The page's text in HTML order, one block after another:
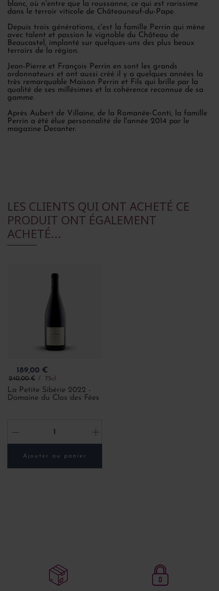
blanc, où n'entre que la roussanne, ce qui est rarissime
dans le terroir viticole de Châteauneuf-du-Pape.
Depuis trois générations, c'est la famille Perrin qui mène
avec talent et passion le vignoble du Château de
Beaucastel, implanté sur quelques-uns des plus beaux
terroirs de la région.
Jean-Pierre et François Perrin en sont les grands
ordonnateurs et ont aussi créé il y a quelques années la
très remarquable Maison Perrin et Fils qui brille par la
qualité de ses millésimes et la cohérence reconnue de sa
gamme.
Après Aubert de Villaine, de la Romanée-Conti, la famille
Perrin a été élue personnalité de l'année 2014 par le
magazine Decanter.
LES CLIENTS QUI ONT ACHETÉ CE
PRODUIT ONT ÉGALEMENT
ACHETÉ...
Prix
189,00 €
Prix de base
240,00 € 75cl
La Petite Sibérie 2022 -
Domaine du Clos des Fées
- +
Ajouter au panier